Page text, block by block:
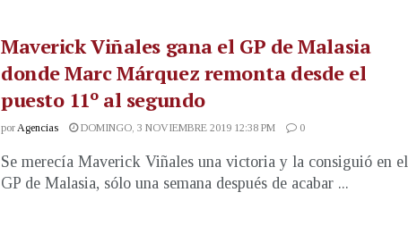
Maverick Viñales gana el GP de Malasia
donde Marc Márquez remonta desde el
puesto 11º al segundo
por Agencias DOMINGO, 3 NOVIEMBRE 2019 12:38 PM 0
Se merecía Maverick Viñales una victoria y la consiguió en el
GP de Malasia, sólo una semana después de acabar ...